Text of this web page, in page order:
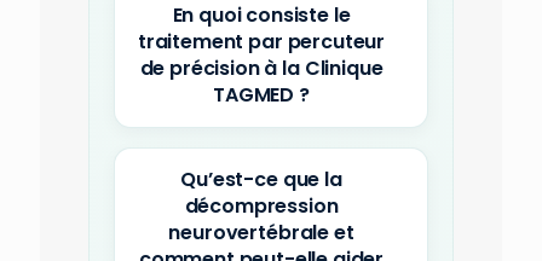
En quoi consiste le
traitement par percuteur
de précision à la Clinique
TAGMED ?
Qu’est-ce que la
décompression
neurovertébrale et